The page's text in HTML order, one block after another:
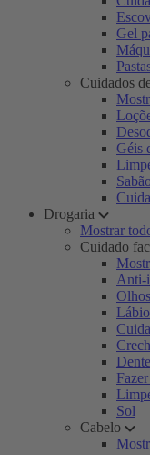
Gel
Cuidados
Géis
Drogaria
Mostrar
Cuidado
Anti-
Olhos
Sol
Cabelo